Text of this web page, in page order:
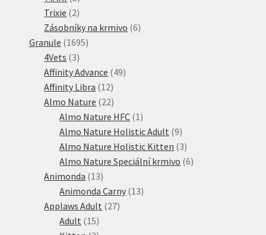
produktů
Trixie 22
produkty
Zásobníky na krmivo 66
Granule 16951695
4Vets 33
produkty
Affinity Advance 4949
Affinity Libra 1212
produktů
Almo Nature 2222
produktů
Almo Nature HFC 1 1
produkt
Almo Nature Holistic Adult 99
produktů
Almo Nature Holistic Kitten 33
produkty
Almo Nature Speciální krmivo 66
Animonda 1313
produktů
Animonda Carny 1313
Applaws Adult 2727
Adult 1515